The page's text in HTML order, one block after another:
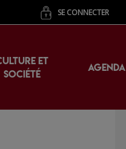
SE CONNECTER
ET
SOCIÉTÉ
AGENDA